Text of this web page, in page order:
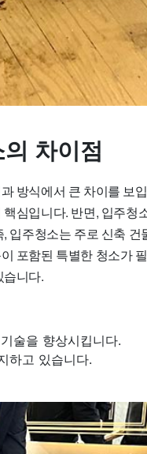
차이점
방식에서 큰 차이를 보
심입니다. 반면, 입주청
입주청소는 주로 신축 건
포함된 특별한 청소가
습니다.
술을 향상시킵니다.
하고 있습니다.